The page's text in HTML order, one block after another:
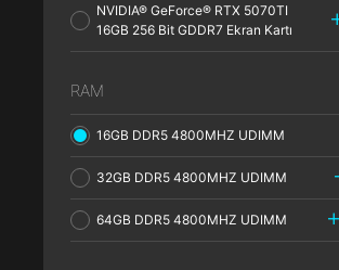
NVIDIA® GeForce® RTX 5070TI
16GB 256 Bit GDDR7 Ekran Kartı
RAM
16GB DDR5 4800MHZ UDIMM
32GB DDR5 4800MHZ UDIMM
64GB DDR5 4800MHZ UDIMM